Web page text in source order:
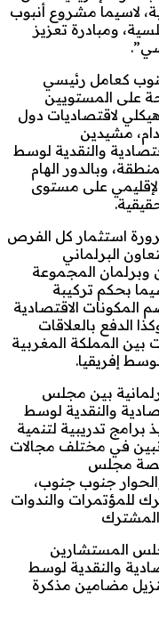
لاسيما مشروع أنبوب
ومبادرة تعزيز
كعامل رئيسي
على المستويين
لاقتصاديات دول
مشيدين
والنقدية لوسط
وبالدور الهام
على مستوى
استثمار كل الفرص
البرلماني
المجموعة
بحكم تركيبة
الاقتصادية
الدفع بالعلاقات
بين المملكة المغربية
إفريقيا.
بين مجلس
والنقدية لوسط
برامج تدريبية لتنمية
في مختلف مجالات
مجلس
جنوب جنوب،
للمؤتمرات والندوات
المشترك
المستشارين
والنقدية لوسط
مضامين مذكرة